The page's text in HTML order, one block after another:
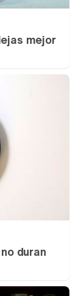
mejor
duran